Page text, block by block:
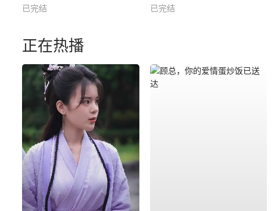
已完结
已完结
正在热播